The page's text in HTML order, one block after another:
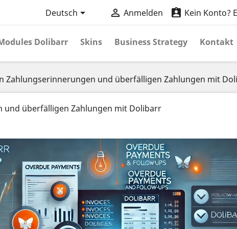
Deutsch  Anmelden  Kein Konto?
Dolibarr Skins Business Strategy Kontakt
Zahlungserinnerungen und überfälligen Zahlungen mit
überfälligen Zahlungen mit Dolibarr